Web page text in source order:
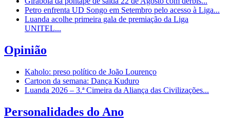
Petro enfrenta UD Songo em Setembro pelo acesso à Liga...
Luanda acolhe primeira gala de premiação da Liga
UNITEL...
Opinião
Kaholo: preso político de João Lourenço
Cartoon da semana: Dança Kuduro
Luanda 2026 – 3.ª Cimeira da Aliança das Civilizações...
Personalidades do Ano